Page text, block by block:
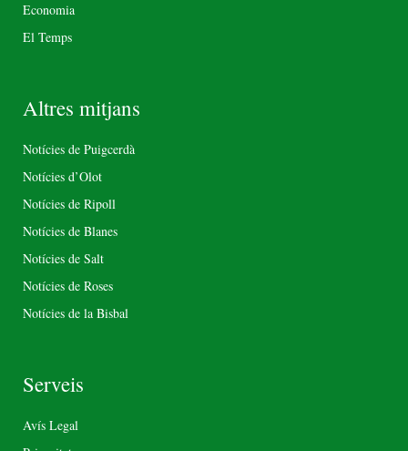
Economia
El Temps
Altres mitjans
Notícies de Puigcerdà
Notícies d’Olot
Notícies de Ripoll
Notícies de Blanes
Notícies de Salt
Notícies de Roses
Notícies de la Bisbal
Serveis
Avís Legal